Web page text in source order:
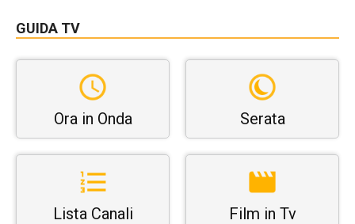
GUIDA TV
Ora in Onda Serata
Lista Canali Film in Tv